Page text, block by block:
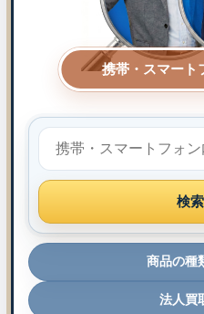
携帯・スマート
検
商品の種
法人買